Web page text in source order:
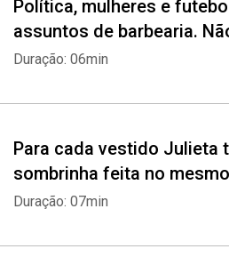
Política, mulheres e
assuntos de barbearia.
Duração: 06min
Para cada vestido Julieta
sombrinha feita no
Duração: 07min